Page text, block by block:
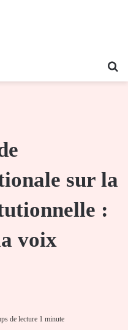
sur la
:
voix
de lecture 1 minute